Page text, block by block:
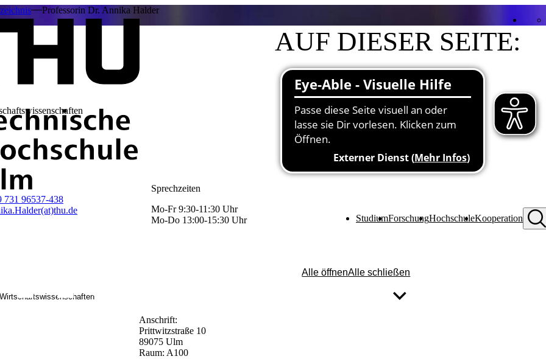
StudiumForschungHochschuleKooperation
Professorin Dr. Annika Halder
AUF DIESER SEITE:
Kontakt
Funktionen an der Hochschule
731 96537-438
Sprechzeiten
Mo-Fr 9:30-11:30 Uhr
Mo-Do 13:00-15:30 Uhr
Alle öffnenAlle schließen
Anschrift:
Prittwitzstraße 10
89075 Ulm
Raum: A100